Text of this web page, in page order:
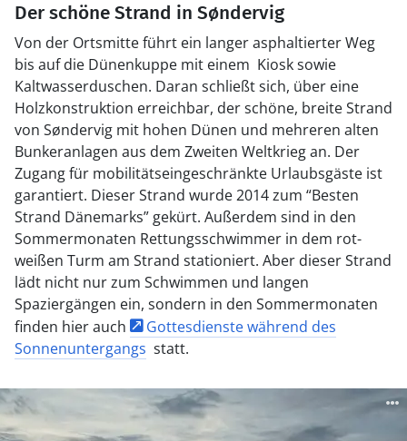
Der schöne Strand in Søndervig
Von der Ortsmitte führt ein langer asphaltierter Weg
bis auf die Dünenkuppe mit einem Kiosk sowie
Kaltwasserduschen. Daran schließt sich, über eine
Holzkonstruktion erreichbar, der schöne, breite Strand
von Søndervig mit hohen Dünen und mehreren alten
Bunkeranlagen aus dem Zweiten Weltkrieg an. Der
Zugang für mobilitätseingeschränkte Urlaubsgäste ist
garantiert. Dieser Strand wurde 2014 zum “Besten
Strand Dänemarks” gekürt. Außerdem sind in den
Sommermonaten Rettungsschwimmer in dem rot-
weißen Turm am Strand stationiert. Aber dieser Strand
lädt nicht nur zum Schwimmen und langen
Spaziergängen ein, sondern in den Sommermonaten
finden hier auch
Gottesdienste während des
Sonnenuntergangs statt.